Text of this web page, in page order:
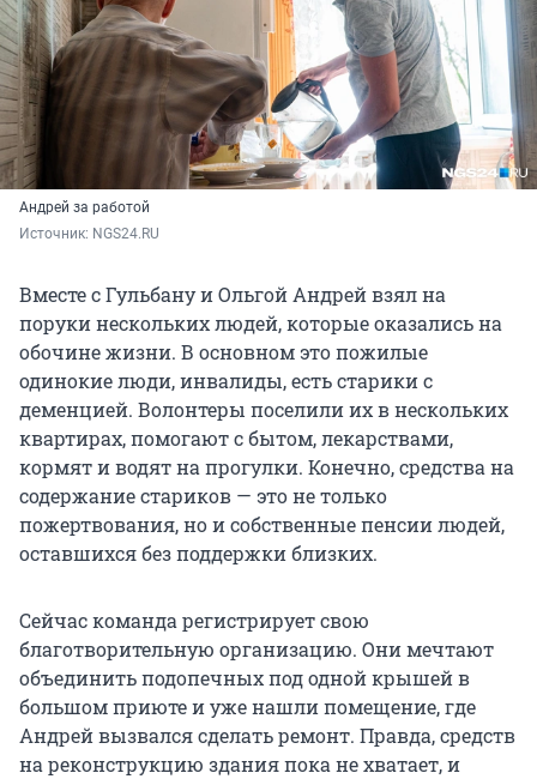
Андрей за работой
Источник: NGS24.RU
Вместе с Гульбану и Ольгой Андрей взял на
поруки нескольких людей, которые оказались на
обочине жизни. В основном это пожилые
одинокие люди, инвалиды, есть старики с
деменцией. Волонтеры поселили их в нескольких
квартирах, помогают с бытом, лекарствами,
кормят и водят на прогулки. Конечно, средства на
содержание стариков — это не только
пожертвования, но и собственные пенсии людей,
оставшихся без поддержки близких.
Сейчас команда регистрирует свою
благотворительную организацию. Они мечтают
объединить подопечных под одной крышей в
большом приюте и уже нашли помещение, где
Андрей вызвался сделать ремонт. Правда, средств
на реконструкцию здания пока не хватает, и